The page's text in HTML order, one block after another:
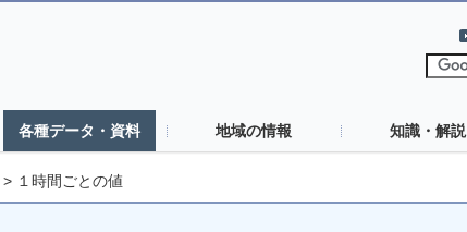
各種データ・資料 地域の情報 知識・解説
> １時間ごとの値